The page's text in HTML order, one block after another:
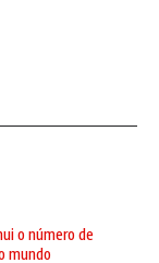
o número de
mundo